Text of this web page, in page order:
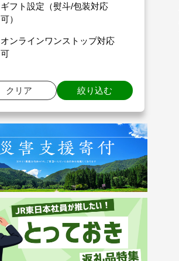
ギフト設定（熨斗/包装対応
可）
オンラインワンストップ対応
可
クリア 絞り込む